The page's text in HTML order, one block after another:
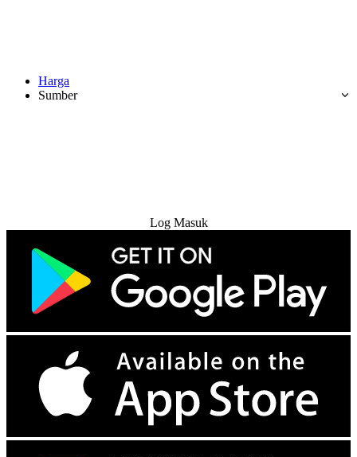
Harga
Sumber
Log Masuk